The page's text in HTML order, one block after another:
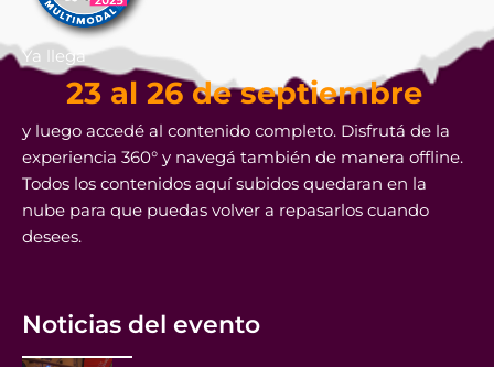
Ya llega
23 al 26 de septiembre
y luego accedé al contenido completo. Disfrutá de la
experiencia 360° y navegá también de manera offline.
Todos los contenidos aquí subidos quedaran en la
nube para que puedas volver a repasarlos cuando
desees.
Noticias del evento